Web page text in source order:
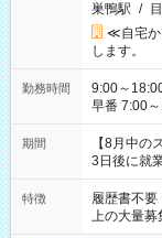
巣鴨駅 /
≪自宅か
します。
勤務時間
9:00～18:00（休憩60分）
早番 7:00～
と休みを合
「できれ
ね。 ※Wワーク希望の方へ 今ご覧のお仕事で希望する勤務時間
と、もう1
合は応募で
期間
【8月中
3日後に就
特徴 履歴書不要
上の大量募